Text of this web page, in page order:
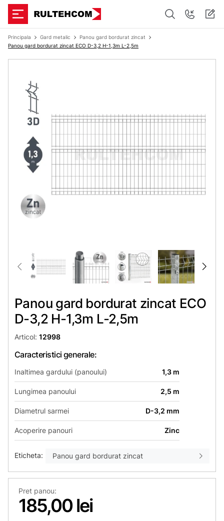
Principala Gard metalic
Panou gard bordurat zincat
Panou gard bordurat zincat ECO D-3,2 H-1,3m L-2,5m
Panou gard bordurat zincat ECO
D-3,2 H-1,3m L-2,5m
Articol: 12998
Caracteristici generale:
Inaltimea gardului (panoului) 1,3 m
Lungimea panoului 2,5 m
Diametrul sarmei D-3,2 mm
Acoperire panouri Zinc
Eticheta: Panou gard bordurat zincat
Pret panou:
185,00 lei